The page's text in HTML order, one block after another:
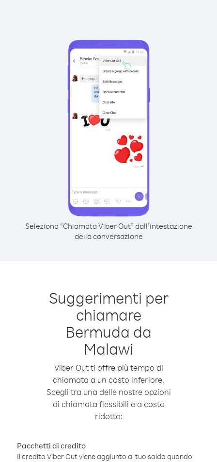
Seleziona “Chiamata Viber Out” dall’intestazione
della conversazione
Suggerimenti per
chiamare
Bermuda da
Malawi
Viber Out ti offre più tempo di
chiamata a un costo inferiore.
Scegli tra una delle nostre opzioni
di chiamata flessibili e a costo
ridotto:
Pacchetti di credito
Il credito Viber Out viene aggiunto al tuo saldo quando